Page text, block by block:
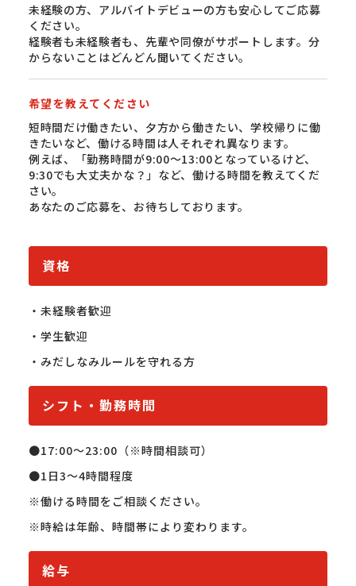
未経験の方、アルバイトデビューの方も安心してご応募
ください。
経験者も未経験者も、先輩や同僚がサポートします。分
からないことはどんどん聞いてください。
希望を教えてください
短時間だけ働きたい、夕方から働きたい、学校帰りに働
きたいなど、働ける時間は人それぞれ異なります。
例えば、「勤務時間が9:00〜13:00となっているけど、
9:30でも大丈夫かな？」など、働ける時間を教えてくだ
さい。
あなたのご応募を、お待ちしております。
資格
・未経験者歓迎
・学生歓迎
・みだしなみルールを守れる方
シフト・勤務時間
●17:00～23:00（※時間相談可）
●1日3～4時間程度
※働ける時間をご相談ください。
※時給は年齢、時間帯により変わります。
給与